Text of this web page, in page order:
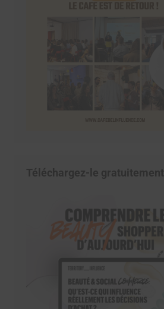
Téléchargez-le gratuitement